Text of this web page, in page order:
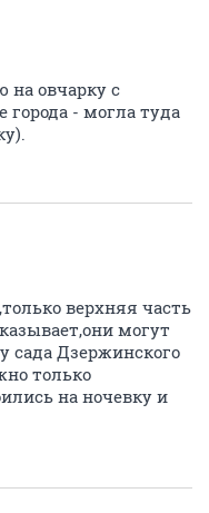
на овчарку с
- могла туда
верхняя часть
могут
сада Дзержинского
только
на ночевку и